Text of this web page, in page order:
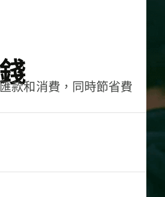
款和消費，同時節省費